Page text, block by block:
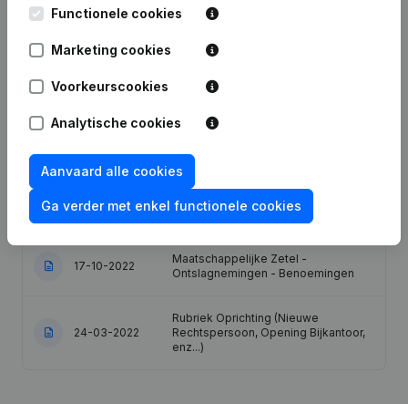
Overdracht Vermogen, enz...)
Rubriek Einde (Stopzetting, Intrekking
Akkoord, Gerechtelijke
Reorganisatie, enz... - Kapitaal -
(Fusie, Splitsing, Overdracht
23-06-2025
Rubriek Herstructurering (Fusie,
Splitsing, Overdracht Vermogen,
enz...)
17-10-2022
Maatschappelijke Zetel -
Ontslagnemingen - Benoemingen
24-03-2022
Rubriek Oprichting (Nieuwe
Rechtspersoon, Opening Bijkantoor,
enz...)
Functionele cookies
Marketing cookies
Voorkeurscookies
Analytische cookies
Aanvaard alle cookies
Ga verder met enkel functionele cookies